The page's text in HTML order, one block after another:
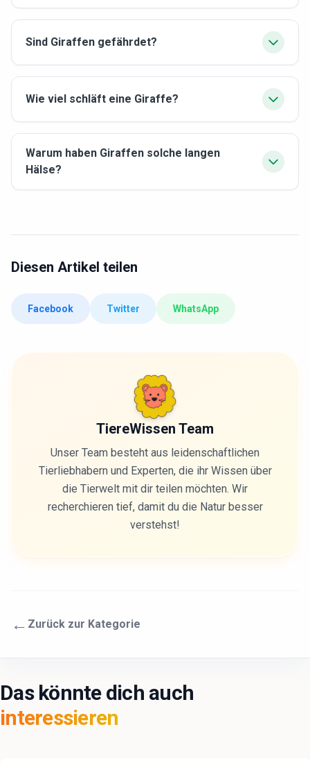
Sind Giraffen gefährdet?
Wie viel schläft eine Giraffe?
Warum haben Giraffen solche langen
Hälse?
Diesen Artikel teilen
Facebook Twitter WhatsApp
TiereWissen Team
Unser Team besteht aus leidenschaftlichen
Tierliebhabern und Experten, die ihr Wissen über
die Tierwelt mit dir teilen möchten. Wir
recherchieren tief, damit du die Natur besser
verstehst!
← Zurück zur Kategorie
Das könnte dich auch
interessieren